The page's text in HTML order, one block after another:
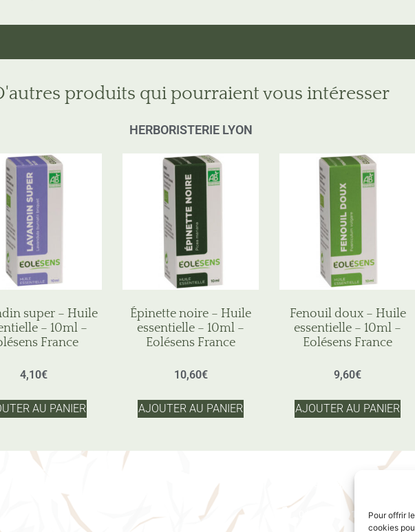
Pour offrir
cookies
produits qui pourraient vous intéresser
HERBORISTERIE LYON
super – Huile
– 10ml –
France
4,10€
AU PANIER
Épinette noire – Huile
essentielle – 10ml –
Eolésens France
10,60€
AJOUTER AU PANIER
Fenouil doux – Huile
essentielle – 10ml –
Eolésens France
9,60€
AJOUTER AU PANIER
8 place Saint-Jean 69005
04 78 37 88 18